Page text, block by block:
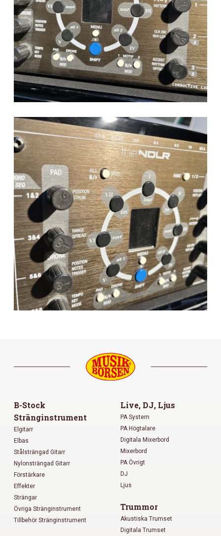
B-Stock
Stränginstrument
Elgitarr
Elbas
Stålsträngad Gitarr
Nylonsträngad Gitarr
Förstärkare
Effekter
Strängar
Övriga Stränginstrument
Tillbehör Stränginstrument
Live, DJ, Ljus
PA System
PA Högtalare
Digitala Mixerbord
Mixerbord
PA Övrigt
DJ
Ljus
Trummor
Akustiska Trumset
Digitala Trumset